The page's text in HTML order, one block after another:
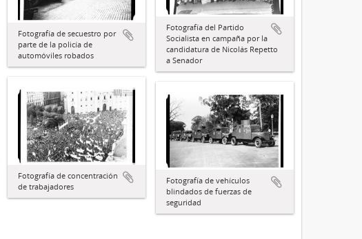
Fotografía del Partido
Socialista en campaña por la
candidatura de Nicolás Repetto
a Senador
Fotografía de secuestro por
parte de la policía de
automóviles robados
Fotografía de concentración
de trabajadores
Fotografía de vehículos
blindados de fuerzas de
seguridad